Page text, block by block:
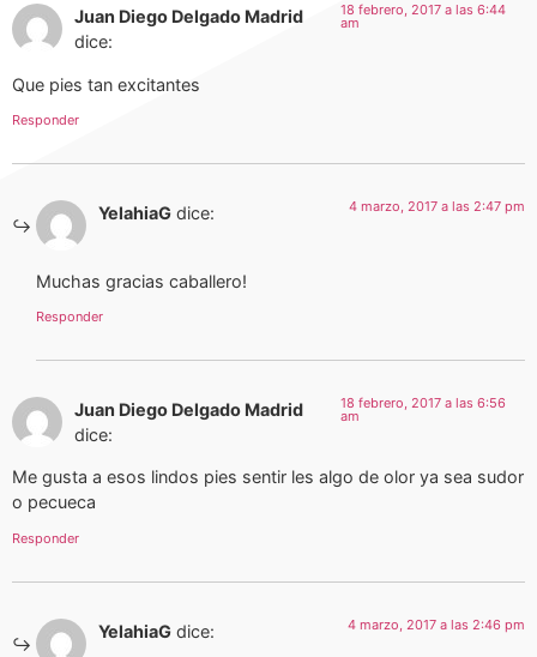
Juan Diego Delgado Madrid
dice:
18 febrero, 2017 a las 6:44
am
Que pies tan excitantes
Responder
YelahiaG dice: 4 marzo, 2017 a las 2:47 pm
Muchas gracias caballero!
Responder
Juan Diego Delgado Madrid
dice:
18 febrero, 2017 a las 6:56
am
Me gusta a esos lindos pies sentir les algo de olor ya sea sudor
o pecueca
Responder
YelahiaG dice: 4 marzo, 2017 a las 2:46 pm